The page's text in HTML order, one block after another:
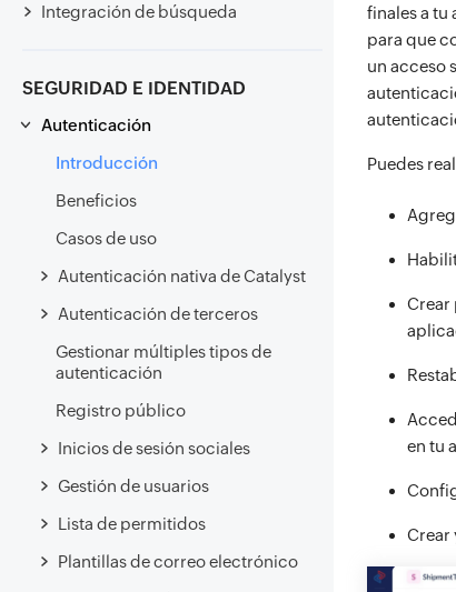
Integración de búsqueda
SEGURIDAD E IDENTIDAD
Autenticación
Introducción
Beneficios
Casos de uso
Autenticación nativa de Catalyst
Autenticación de terceros
Gestionar múltiples tipos de
autenticación
Registro público
Inicios de sesión sociales
Gestión de usuarios
Lista de permitidos
Plantillas de correo electrónico
finales a tu
para que
un acceso
Puedes
Crear
en tu
Crear